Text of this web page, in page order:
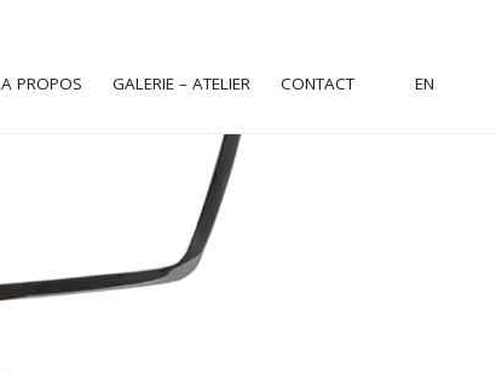
A PROPOS GALERIE – ATELIER CONTACT EN